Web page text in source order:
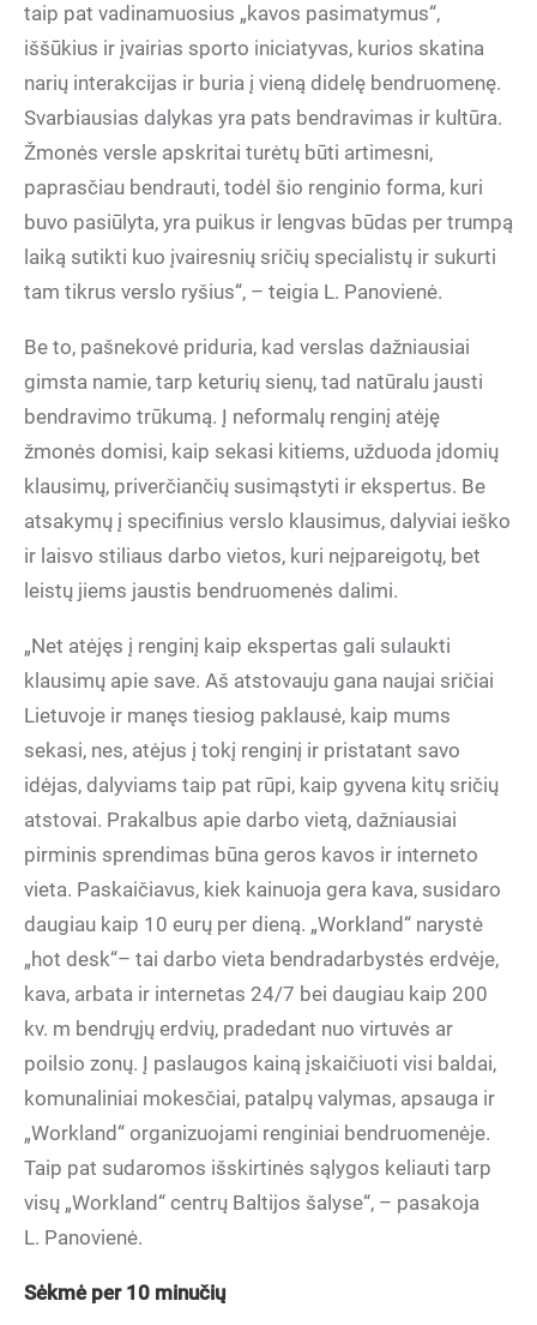
taip pat vadinamuosius „kavos pasimatymus“,
iššūkius ir įvairias sporto iniciatyvas, kurios skatina
narių interakcijas ir buria į vieną didelę bendruomenę.
Svarbiausias dalykas yra pats bendravimas ir kultūra.
Žmonės versle apskritai turėtų būti artimesni,
paprasčiau bendrauti, todėl šio renginio forma, kuri
buvo pasiūlyta, yra puikus ir lengvas būdas per trumpą
laiką sutikti kuo įvairesnių sričių specialistų ir sukurti
tam tikrus verslo ryšius“, – teigia L. Panovienė.
Be to, pašnekovė priduria, kad verslas dažniausiai
gimsta namie, tarp keturių sienų, tad natūralu jausti
bendravimo trūkumą. Į neformalų renginį atėję
žmonės domisi, kaip sekasi kitiems, užduoda įdomių
klausimų, priverčiančių susimąstyti ir ekspertus. Be
atsakymų į specifinius verslo klausimus, dalyviai ieško
ir laisvo stiliaus darbo vietos, kuri neįpareigotų, bet
leistų jiems jaustis bendruomenės dalimi.
„Net atėjęs į renginį kaip ekspertas gali sulaukti
klausimų apie save. Aš atstovauju gana naujai sričiai
Lietuvoje ir manęs tiesiog paklausė, kaip mums
sekasi, nes, atėjus į tokį renginį ir pristatant savo
idėjas, dalyviams taip pat rūpi, kaip gyvena kitų sričių
atstovai. Prakalbus apie darbo vietą, dažniausiai
pirminis sprendimas būna geros kavos ir interneto
vieta. Paskaičiavus, kiek kainuoja gera kava, susidaro
daugiau kaip 10 eurų per dieną. „Workland“ narystė
„hot desk“– tai darbo vieta bendradarbystės erdvėje,
kava, arbata ir internetas 24/7 bei daugiau kaip 200
kv. m bendrųjų erdvių, pradedant nuo virtuvės ar
poilsio zonų. Į paslaugos kainą įskaičiuoti visi baldai,
komunaliniai mokesčiai, patalpų valymas, apsauga ir
„Workland“ organizuojami renginiai bendruomenėje.
Taip pat sudaromos išskirtinės sąlygos keliauti tarp
visų „Workland“ centrų Baltijos šalyse“, – pasakoja
L. Panovienė.
Sėkmė per 10 minučių